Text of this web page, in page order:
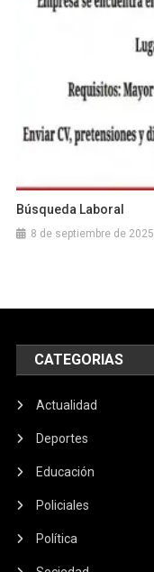
Búsqueda Laboral
8 de septiembre de 2025
CATEGORIAS
Actualidad
Deportes
Educación
Policiales
Política